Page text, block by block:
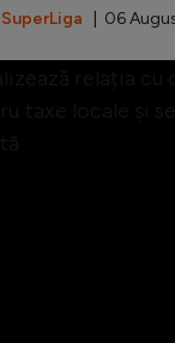
SuperLiga | 06